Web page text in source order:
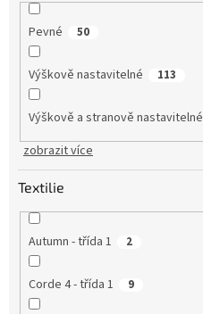
Pevné 50
Výškově nastavitelné 113
Výškově a stranově nastavitelné
zobrazit více
Textilie
Autumn - třída 1 2
Corde 4 - třída 1 9